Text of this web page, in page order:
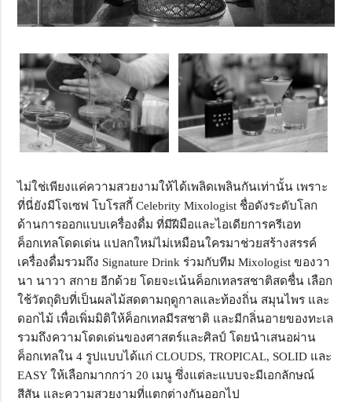
ไม่ใช่เพียงแค่ความสวยงามให้ได้เพลิดเพลินกันเท่านั้น เพราะ
ที่นี่ยังมีโจเซฟ โบโรสกี้ Celebrity Mixologist ชื่อดังระดับโลก
ด้านการออกแบบเครื่องดื่ม ที่มีฝีมือและไอเดียการครีเอท
ค็อกเทลโดดเด่น แปลกใหม่ไม่เหมือนใครมาช่วยสร้างสรรค์
เครื่องดื่มรวมถึง Signature Drink ร่วมกับทีม Mixologist ของวา
นา นาวา สกาย อีกด้วย โดยจะเน้นค็อกเทลรสชาติสดชื่น เลือก
ใช้วัตถุดิบที่เป็นผลไม้สดตามฤดูกาลและท้องถิ่น สมุนไพร และ
ดอกไม้ เพื่อเพิ่มมิติให้ค็อกเทลมีรสชาติ และมีกลิ่นอายของทะเล
รวมถึงความโดดเด่นของศาสตร์และศิลป์ โดยนำเสนอผ่าน
ค็อกเทลใน 4 รูปแบบได้แก่ CLOUDS, TROPICAL, SOLID และ
EASY ให้เลือกมากกว่า 20 เมนู ซึ่งแต่ละแบบจะมีเอกลักษณ์
สีสัน และความสวยงามที่แตกต่างกันออกไป